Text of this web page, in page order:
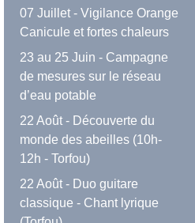
07 Juillet - Vigilance Orange
Canicule et fortes chaleurs
23 au 25 Juin - Campagne
de mesures sur le réseau
d’eau potable
22 Août - Découverte du
monde des abeilles (10h-
12h - Torfou)
22 Août - Duo guitare
classique - Chant lyrique